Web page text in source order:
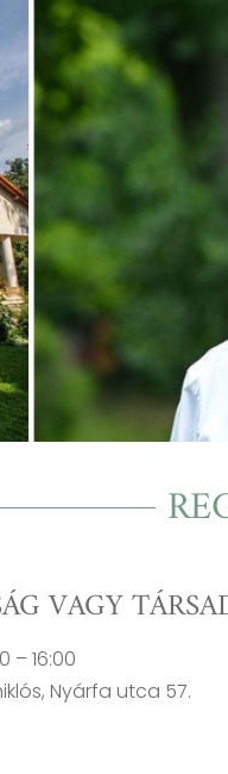
VAGY
– 16:00
Nyárfa utca 57.